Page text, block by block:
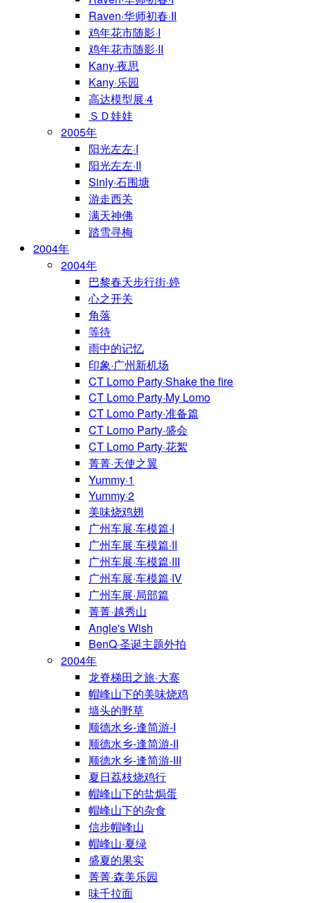
Raven·华师初春·II
鸡年花市随影·I
鸡年花市随影·II
Kany·夜思
Kany·乐园
高达模型展·4
ＳＤ娃娃
2005年
阳光左左·I
阳光左左·II
Sinly·石围塘
游走西关
满天神佛
踏雪寻梅
2004年
2004年
巴黎春天步行街·婷
心之开关
角落
等待
雨中的记忆
印象·广州新机场
CT Lomo Party·Shake the fire
CT Lomo Party·My Lomo
CT Lomo Party·准备篇
CT Lomo Party·盛会
CT Lomo Party·花絮
菁菁·天使之翼
Yummy·1
Yummy·2
美味烧鸡翅
广州车展·车模篇·I
广州车展·车模篇·II
广州车展·车模篇·III
广州车展·车模篇·IV
广州车展·局部篇
菁菁·越秀山
Angle's Wish
BenQ·圣诞主题外拍
2004年
龙脊梯田之旅·大寨
帽峰山下的美味烧鸡
墙头的野草
顺德水乡-逢简游-I
顺德水乡-逢简游-II
顺德水乡-逢简游-III
夏日荔枝烧鸡行
帽峰山下的盐焗蛋
帽峰山下的杂食
信步帽峰山
帽峰山·夏绿
盛夏的果实
菁菁·森美乐园
味千拉面